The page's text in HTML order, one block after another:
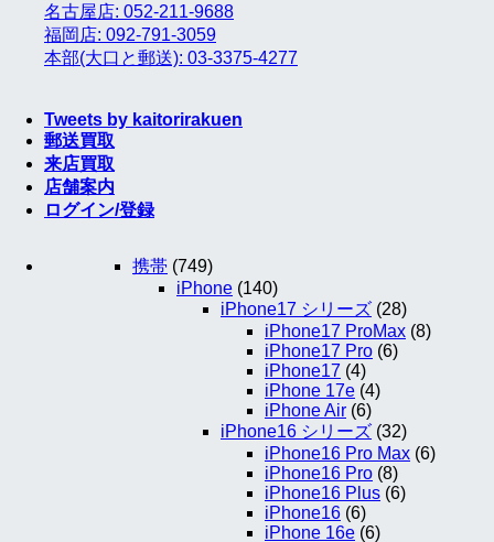
名古屋店: 052-211-9688
福岡店: 092-791-3059
本部(大口と郵送): 03-3375-4277
Tweets by kaitorirakuen
郵送買取
来店買取
店舗案内
ログイン/登録
携帯 (749)
iPhone (140)
iPhone17 シリーズ (28)
iPhone17 ProMax (8)
iPhone17 Pro (6)
iPhone17 (4)
iPhone 17e (4)
iPhone Air (6)
iPhone16 シリーズ (32)
iPhone16 Pro Max (6)
iPhone16 Pro (8)
iPhone16 Plus (6)
iPhone16 (6)
iPhone 16e (6)